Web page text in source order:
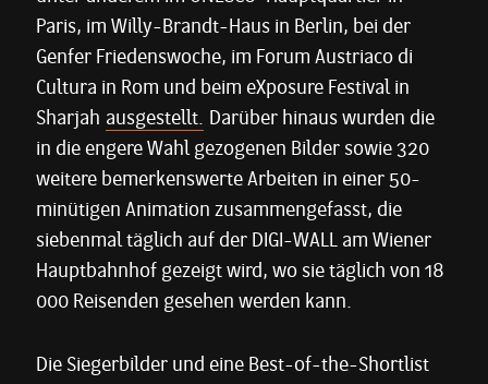
Paris, im Willy-Brandt-Haus in Berlin, bei der
Genfer Friedenswoche, im Forum Austriaco di
Cultura in Rom und beim eXposure Festival in
Sharjah ausgestellt. Darüber hinaus wurden die
in die engere Wahl gezogenen Bilder sowie 320
weitere bemerkenswerte Arbeiten in einer 50-
minütigen Animation zusammengefasst, die
siebenmal täglich auf der DIGI-WALL am Wiener
Hauptbahnhof gezeigt wird, wo sie täglich von 18
000 Reisenden gesehen werden kann.
Die Siegerbilder und eine Best-of-the-Shortlist